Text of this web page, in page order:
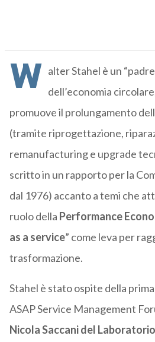
W alter Stahel è un
dell’economia
promuove il prolungamento
(tramite riprogettazione,
remanufacturing e upgrade
scritto in un rapporto per la
dal 1976) accanto a temi che
ruolo della Performance
as a service” come leva per
trasformazione.
Stahel è stato ospite della
ASAP Service Management
Nicola Saccani del